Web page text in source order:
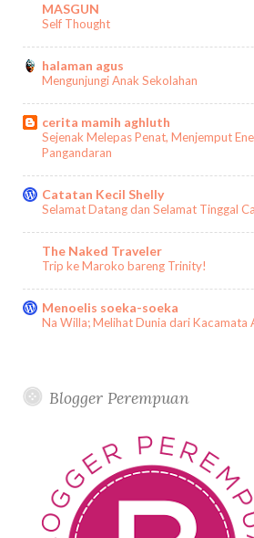
MASGUN
Self Thought
halaman agus
Mengunjungi Anak Sekolahan
cerita mamih aghluth
Sejenak Melepas Penat, Menjemput
Pangandaran
Catatan Kecil Shelly
Selamat Datang dan Selamat Tinggal
The Naked Traveler
Trip ke Maroko bareng Trinity!
Menoelis soeka-soeka
Na Willa; Melihat Dunia dari Kacamata
Blogger Perempuan